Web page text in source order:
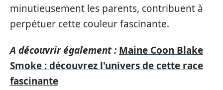
minutieusement les parents, contribuent à
perpétuer cette couleur fascinante.
A découvrir également : Maine Coon Blake
Smoke : découvrez l'univers de cette race
fascinante